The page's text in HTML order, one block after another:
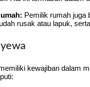
Pemilik rumah juga
rusak atau lapuk,
kewajiban dalam